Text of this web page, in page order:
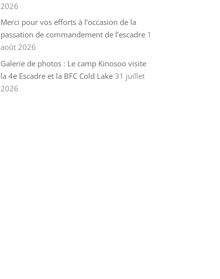
2026
Merci pour vos efforts à l’occasion de la
passation de commandement de l’escadre 1
août 2026
Galerie de photos : Le camp Kinosoo visite
la 4e Escadre et la BFC Cold Lake 31 juillet
2026